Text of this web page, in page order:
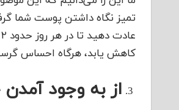
تمیز نگاه داشتن پوست شما
کاهش یابد، هرگاه احساس
از به وجود